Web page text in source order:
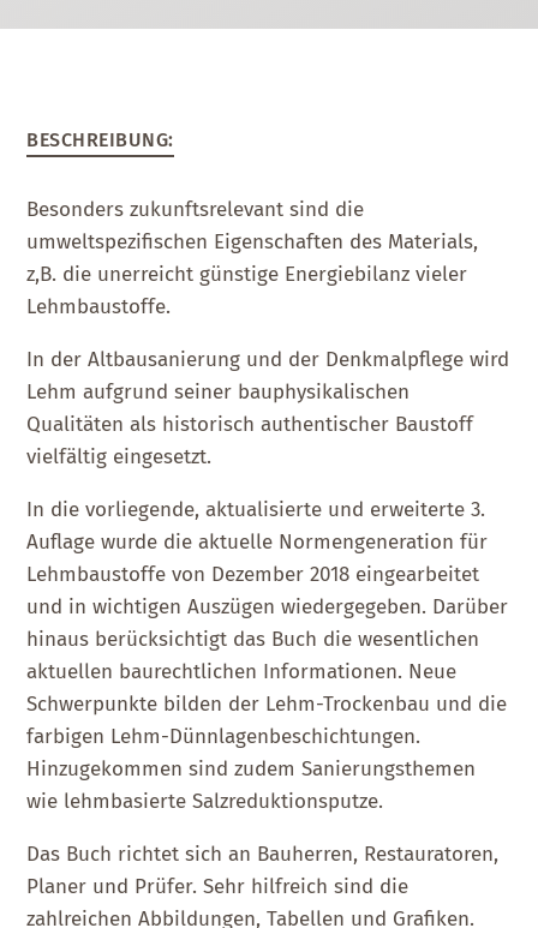
BESCHREIBUNG:
Besonders zukunftsrelevant sind die
umweltspezifischen Eigenschaften des Materials,
z,B. die unerreicht günstige Energiebilanz vieler
Lehmbaustoffe.
In der Altbausanierung und der Denkmalpflege wird
Lehm aufgrund seiner bauphysikalischen
Qualitäten als historisch authentischer Baustoff
vielfältig eingesetzt.
In die vorliegende, aktualisierte und erweiterte 3.
Auflage wurde die aktuelle Normengeneration für
Lehmbaustoffe von Dezember 2018 eingearbeitet
und in wichtigen Auszügen wiedergegeben. Darüber
hinaus berücksichtigt das Buch die wesentlichen
aktuellen baurechtlichen Informationen. Neue
Schwerpunkte bilden der Lehm-Trockenbau und die
farbigen Lehm-Dünnlagenbeschichtungen.
Hinzugekommen sind zudem Sanierungsthemen
wie lehmbasierte Salzreduktionsputze.
Das Buch richtet sich an Bauherren, Restauratoren,
Planer und Prüfer. Sehr hilfreich sind die
zahlreichen Abbildungen, Tabellen und Grafiken.